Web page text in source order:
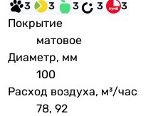
3 3 3 3 3
Покрытие
матовое
Диаметр, мм
100
Расход воздуха, м³/час
78, 92